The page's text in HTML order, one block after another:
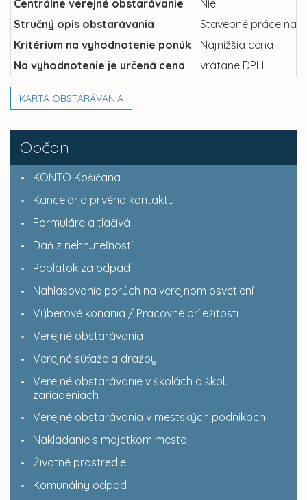
Občan
KONTO Košičana
Kancelária prvého kontaktu
Formuláre a tlačivá
Daň z nehnuteľností
Poplatok za odpad
Nahlasovanie porúch na verejnom osvetlení
Výberové konania / Pracovné príležitosti
Verejné obstarávania
Verejné súťaže a dražby
Verejné obstarávanie v školách a škol.
zariadeniach
Verejné obstarávania v mestských podnikoch
Nakladanie s majetkom mesta
Životné prostredie
Komunálny odpad
Centrálne verejné obstarávanie
Nie
Stručný opis obstarávania
Stavebné práce na
Kritérium na vyhodnotenie ponúk
Najnižšia cena
Na vyhodnotenie je určená cena
vrátane DPH
KARTA OBSTARÁVANIA